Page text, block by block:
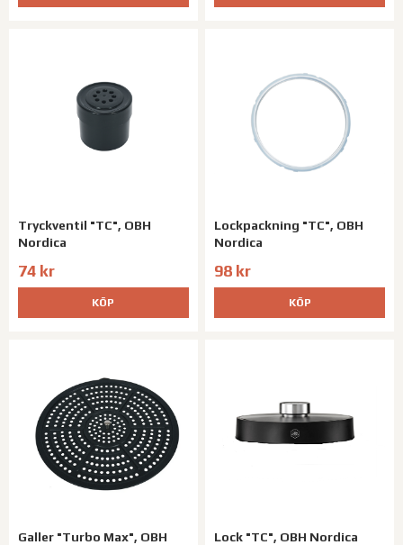
Tryckventil "TC", OBH
Nordica
74 kr
KÖP
Lockpackning "TC", OBH
Nordica
98 kr
KÖP
Galler "Turbo Max", OBH
Lock "TC", OBH Nordica